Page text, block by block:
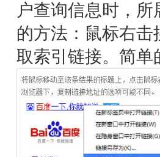
户查询信息时，
的方法：鼠标右
取索引链接。简单